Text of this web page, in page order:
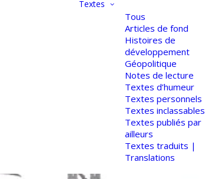
Textes
Tous
Articles de fond
Histoires de
développement
Géopolitique
Notes de lecture
Textes d’humeur
Textes personnels
Textes inclassables
Textes publiés par
ailleurs
Textes traduits |
Translations